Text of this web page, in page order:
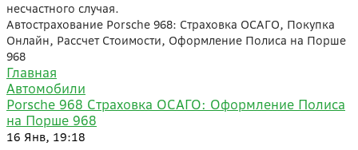
несчастного случая.
Автострахование Porsche 968: Страховка ОСАГО, Покупка
Онлайн, Рассчет Стоимости, Оформление Полиса на Порше
968
Главная
Автомобили
Porsche 968 Страховка ОСАГО: Оформление Полиса
на Порше 968
16 Янв, 19:18